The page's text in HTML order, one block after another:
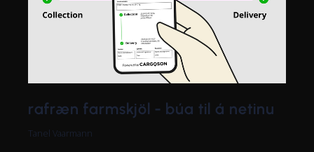
rafræn farmskjöl - búa til á netinu
Tanel Vaarmann